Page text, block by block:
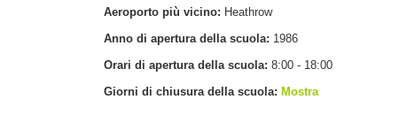
Aeroporto più vicino: Heathrow
Anno di apertura della scuola: 1986
Orari di apertura della scuola: 8:00 - 18:00
Giorni di chiusura della scuola: Mostra